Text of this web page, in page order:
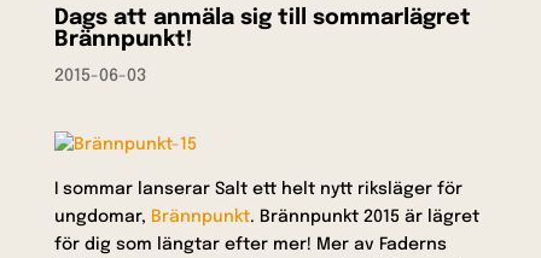
Dags att anmäla sig till sommarlägret
Brännpunkt!
2015-06-03
I sommar lanserar Salt ett helt nytt riksläger för
ungdomar, Brännpunkt. Brännpunkt 2015 är lägret
för dig som längtar efter mer! Mer av Faderns